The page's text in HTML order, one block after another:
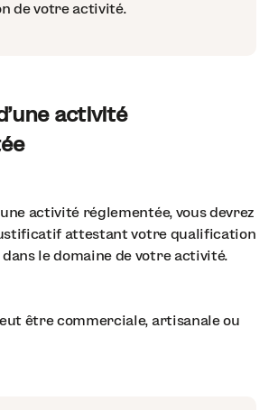
de votre activité.
activité
activité réglementée, vous devrez
attestant votre qualification
le domaine de votre activité.
être commerciale, artisanale ou